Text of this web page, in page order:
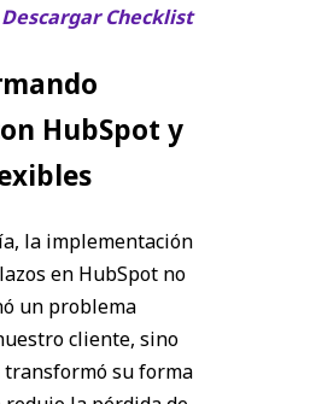
Descargar Checklist
HubSpot y
la implementación
en HubSpot no
un problema
cliente, sino
su forma